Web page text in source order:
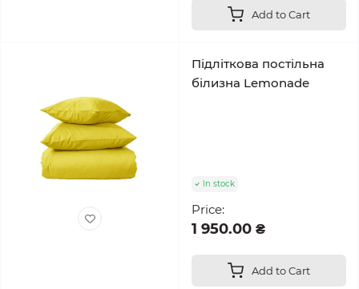
Add to Cart
Підліткова постільна
білизна Lemonade
In stock
Price:
1 950.00 ₴
Add to Cart